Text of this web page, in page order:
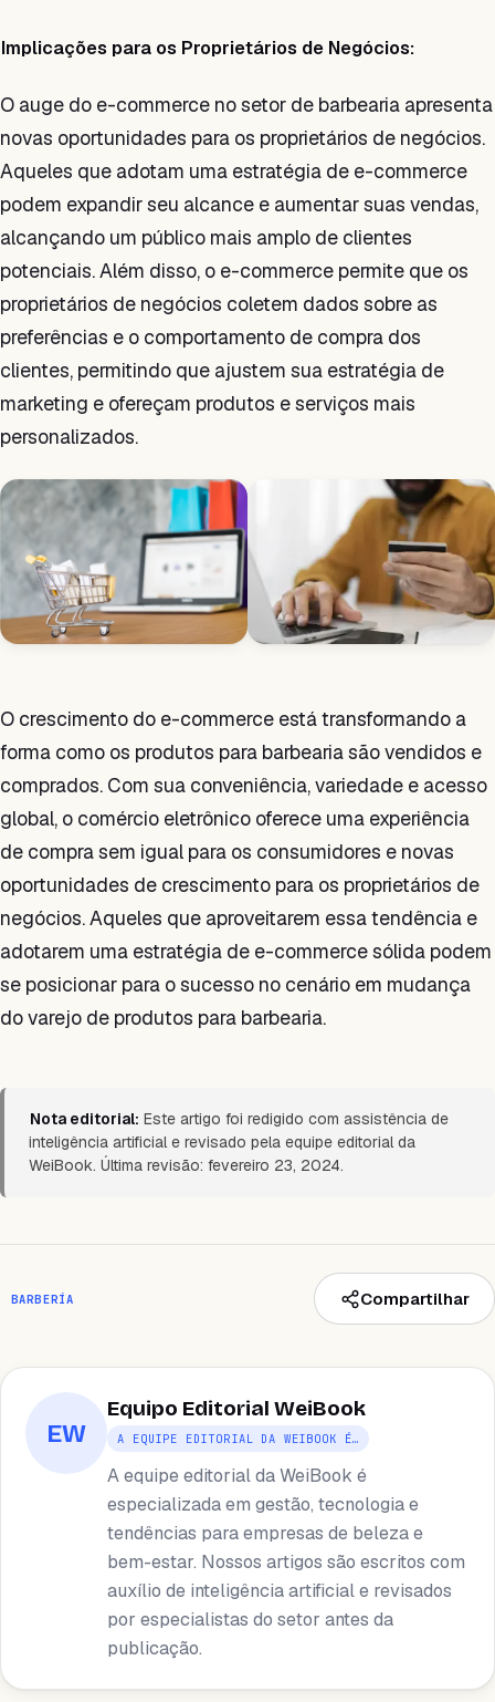
Implicações para os Proprietários de Negócios:
O auge do e-commerce no setor de barbearia apresenta
novas oportunidades para os proprietários de negócios.
Aqueles que adotam uma estratégia de e-commerce
podem expandir seu alcance e aumentar suas vendas,
alcançando um público mais amplo de clientes
potenciais. Além disso, o e-commerce permite que os
proprietários de negócios coletem dados sobre as
preferências e o comportamento de compra dos
clientes, permitindo que ajustem sua estratégia de
marketing e ofereçam produtos e serviços mais
personalizados.
O crescimento do e-commerce está transformando a
forma como os produtos para barbearia são vendidos e
comprados. Com sua conveniência, variedade e acesso
global, o comércio eletrônico oferece uma experiência
de compra sem igual para os consumidores e novas
oportunidades de crescimento para os proprietários de
negócios. Aqueles que aproveitarem essa tendência e
adotarem uma estratégia de e-commerce sólida podem
se posicionar para o sucesso no cenário em mudança
do varejo de produtos para barbearia.
Nota editorial: Este artigo foi redigido com assistência de
inteligência artificial e revisado pela equipe editorial da
WeiBook. Última revisão: fevereiro 23, 2024.
BARBERÍA Compartilhar
EW
Equipo Editorial WeiBook
A EQUIPE EDITORIAL DA WEIBOOK É…
A equipe editorial da WeiBook é
especializada em gestão, tecnologia e
tendências para empresas de beleza e
bem-estar. Nossos artigos são escritos com
auxílio de inteligência artificial e revisados ​​
por especialistas do setor antes da
publicação.